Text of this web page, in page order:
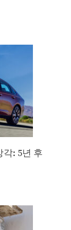
: 5년 후